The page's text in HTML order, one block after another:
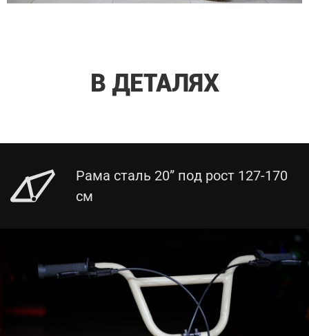
В ДЕТАЛЯХ
Рама сталь 20” под рост 127-170
см